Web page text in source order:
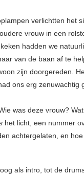
verlichtten het
vrouw in een
hadden we
van de baan af te
zijn doorgereden.
ons erg zenuwachtig
was deze vrouw?
het licht, een nummer
achtergelaten, en
als intro, tot de